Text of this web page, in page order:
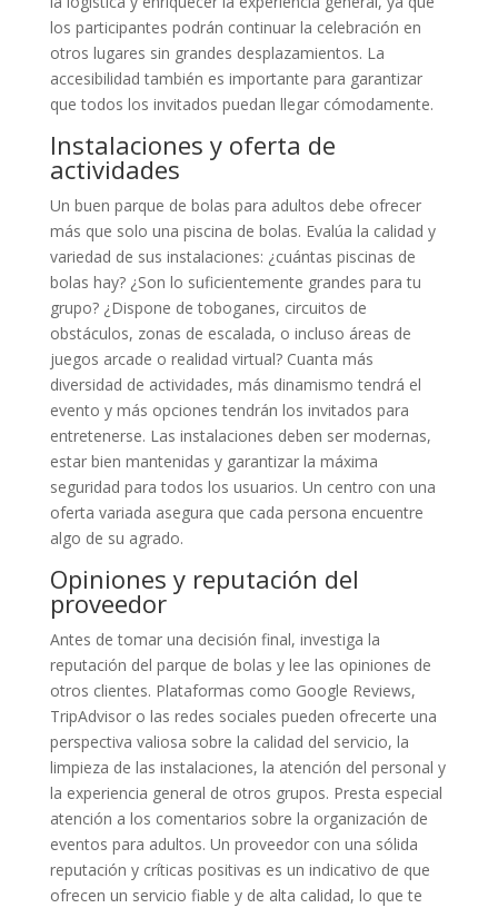
los participantes podrán continuar la celebración en
otros lugares sin grandes desplazamientos. La
accesibilidad también es importante para garantizar
que todos los invitados puedan llegar cómodamente.
Instalaciones y oferta de
actividades
Un buen parque de bolas para adultos debe ofrecer
más que solo una piscina de bolas. Evalúa la calidad y
variedad de sus instalaciones: ¿cuántas piscinas de
bolas hay? ¿Son lo suficientemente grandes para tu
grupo? ¿Dispone de toboganes, circuitos de
obstáculos, zonas de escalada, o incluso áreas de
juegos arcade o realidad virtual? Cuanta más
diversidad de actividades, más dinamismo tendrá el
evento y más opciones tendrán los invitados para
entretenerse. Las instalaciones deben ser modernas,
estar bien mantenidas y garantizar la máxima
seguridad para todos los usuarios. Un centro con una
oferta variada asegura que cada persona encuentre
algo de su agrado.
Opiniones y reputación del
proveedor
Antes de tomar una decisión final, investiga la
reputación del parque de bolas y lee las opiniones de
otros clientes. Plataformas como Google Reviews,
TripAdvisor o las redes sociales pueden ofrecerte una
perspectiva valiosa sobre la calidad del servicio, la
limpieza de las instalaciones, la atención del personal y
la experiencia general de otros grupos. Presta especial
atención a los comentarios sobre la organización de
eventos para adultos. Un proveedor con una sólida
reputación y críticas positivas es un indicativo de que
ofrecen un servicio fiable y de alta calidad, lo que te